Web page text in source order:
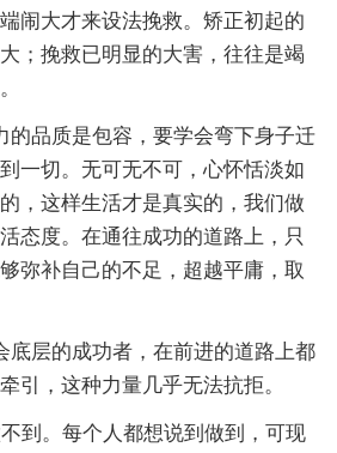
闹大才来设法挽救。矫正初起的
；挽救已明显的大害，往往是竭
品质是包容，要学会弯下身子迁
一切。无可无不可，心怀恬淡如
，这样生活才是真实的，我们做
态度。在通往成功的道路上，只
弥补自己的不足，超越平庸，取
层的成功者，在前进的道路上都
引，这种力量几乎无法抗拒。
。每个人都想说到做到，可现